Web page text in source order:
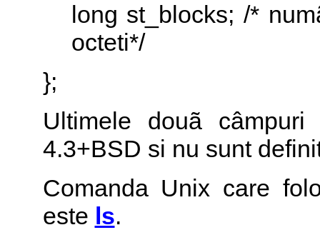
long st_blocks; /*
octeti*/
};
Ultimele douã
4.3+BSD si nu sunt
Comanda Unix care
este ls.